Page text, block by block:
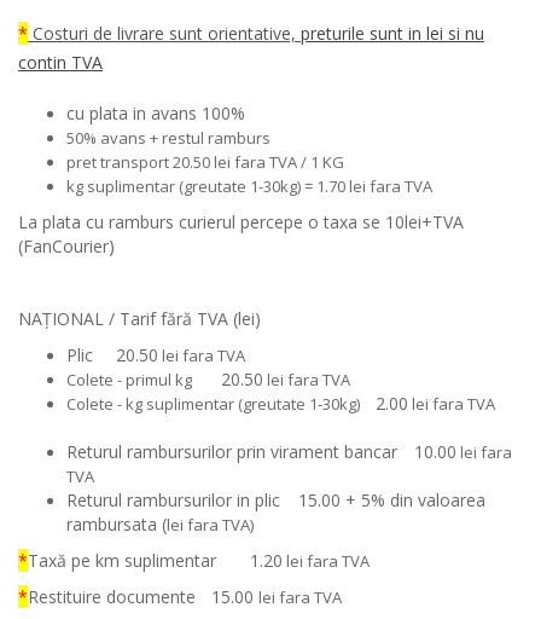
* Costuri de livrare sunt orientative, preturile sunt in lei si nu
contin TVA
cu plata in avans 100%
50% avans + restul ramburs
pret transport 20.50 lei fara TVA / 1 KG
kg suplimentar (greutate 1-30kg) = 1.70 lei fara TVA
La plata cu ramburs curierul percepe o taxa se 10lei+TVA
(FanCourier)
NAȚIONAL / Tarif fără TVA (lei)
Plic
20.50 lei fara TVA
Colete - primul kg
20.50 lei fara TVA
Colete - kg suplimentar (greutate 1-30kg)
2.00 lei fara TVA
Returul rambursurilor prin virament bancar 10.00 lei fara
TVA
Returul rambursurilor in plic
15.00 + 5% din valoarea
rambursata (lei fara TVA)
*Taxă pe km suplimentar 1.20 lei fara TVA
*Restituire documente 15.00 lei fara TVA